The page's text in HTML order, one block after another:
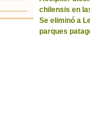
chilensis en
Se eliminó a
parques